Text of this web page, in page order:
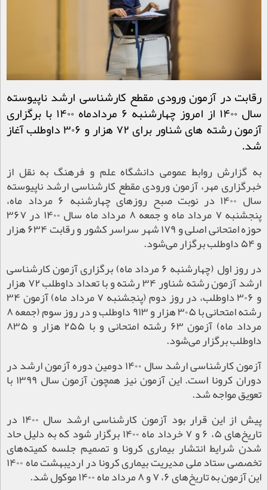
رقابت در آزمون ورودی مقطع کارشناسی ارشد ناپیوسته
سال ۱۴۰۰ از امروز چهارشنبه ۶ مردادماه ۱۴۰۰ با برگزاری
آزمون رشته های شناور برای ۷۲ هزار و ۳۰۶ داوطلب آغاز
شد.
به گزارش روابط عمومی دانشگاه علم و فرهنگ به نقل از
خبرگزاری مهر، آزمون ورودی مقطع کارشناسی ارشد ناپیوسته
سال ۱۴۰۰ در نوبت صبح روزهای چهارشنبه ۶ مرداد ماه،
پنجشنبه ۷ مرداد ماه و جمعه ۸ مرداد ماه سال ۱۴۰۰ در ۳۶۷
حوزه امتحانی اصلی و ۱۷۹ شهر سراسر کشور و رقابت ۶۳۴ هزار
و ۵۴ داوطلب برگزار می‌شود.
در روز اول (چهارشنبه ۶ مرداد ماه) برگزاری آزمون کارشناسی
ارشد آزمون رشته شناور ۳۴ رشته و با تعداد داوطلب ۷۲ هزار
و ۳۰۶ داوطلب، در روز دوم (پنجشنبه ۷ مرداد ماه) آزمون ۳۴
رشته امتحانی با ۳۰۵ هزار و ۹۱۳ داوطلب و در روز سوم (جمعه ۸
مرداد ماه) آزمون ۶۳ رشته امتحانی و با ۲۵۵ هزار و ۸۳۵
داوطلب برگزار می‌شود.
آزمون کارشناسی ارشد سال ۱۴۰۰ دومین دوره آزمون ارشد در
دوران کرونا است. این آزمون نیز همچون آزمون سال ۱۳۹۹ با
تعویق مواجه شد.
پیش از این قرار بود آزمون کارشناسی ارشد سال ۱۴۰۰ در
تاریخ‌های ۵، ۶ و ۷ خرداد ماه ۱۴۰۰ برگزار شود که به دلیل حاد
شدن شرایط انتشار بیماری کرونا و تصمیم جلسه کمیته‌های
تخصصی ستاد ملی مدیریت بیماری کرونا در اردیبهشت ماه ۱۴۰۰
این آزمون به تاریخ‌های ۶، ۷ و ۸ مرداد ماه ۱۴۰۰ موکول شد.